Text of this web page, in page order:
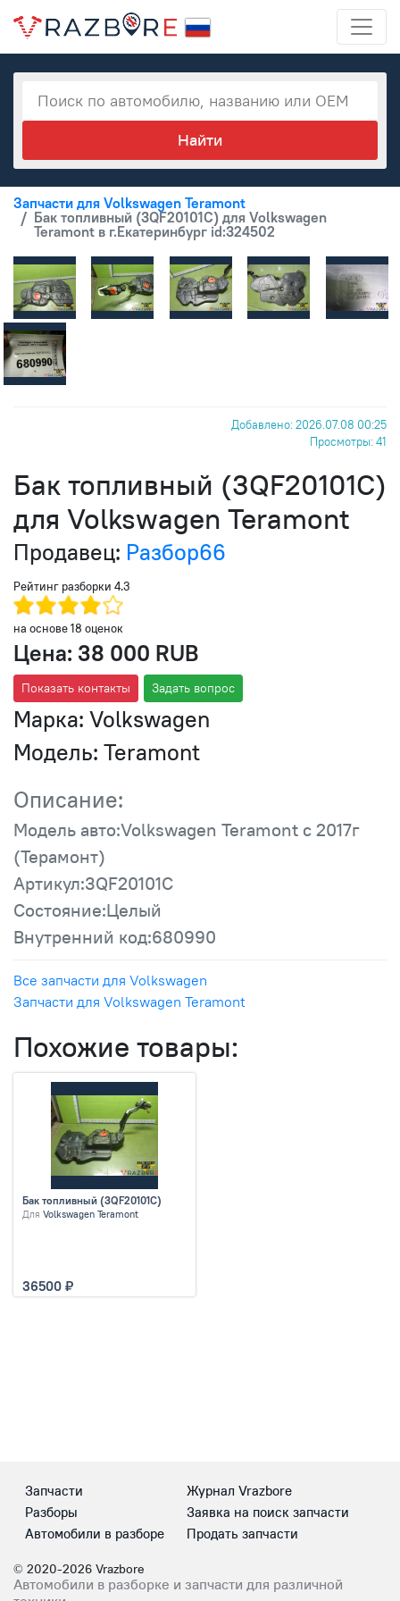
Запчасти для Volkswagen Teramont
Бак топливный (3QF20101C) для Volkswagen
Teramont в г.Екатеринбург id:324502
Добавлено: 2026.07.08 00:25
Просмотры: 41
Бак топливный (3QF20101C)
для Volkswagen Teramont
Продавец: Разбор66
Рейтинг разборки 4.3
на основе18 оценок
Цена: 38 000 RUB
Показать контакты Задать вопрос
Марка: Volkswagen
Модель: Teramont
Описание:
Модель авто:Volkswagen Teramont с 2017г
(Терамонт)
Артикул:3QF20101C
Состояние:Целый
Внутренний код:680990
Все запчасти для Volkswagen
Запчасти для Volkswagen Teramont
Похожие товары:
Бак топливный (3QF20101C)
Для Volkswagen Teramont
36500
Запчасти
Разборы
Автомобили в разборе
Журнал Vrazbore
Заявка на поиск запчасти
Продать запчасти
© 2020-2026 Vrazbore
Автомобили в разборке и запчасти для различной